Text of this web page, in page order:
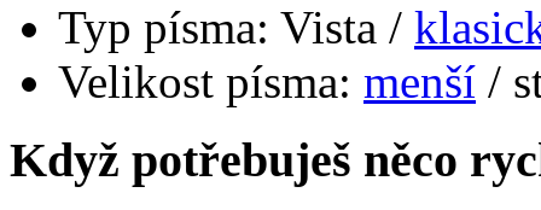
Typ písma: Vista /
Velikost písma: menší /
Když potřebuješ něco